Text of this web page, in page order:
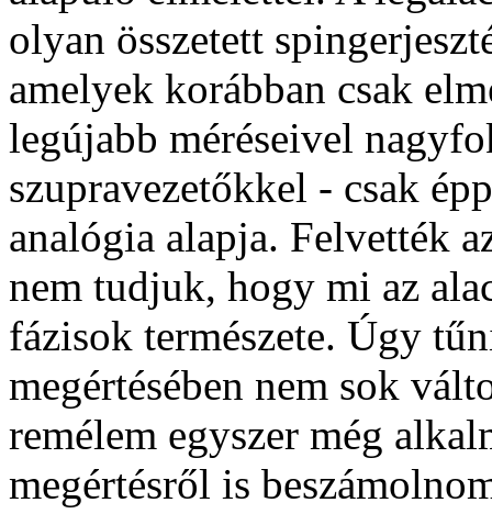
olyan összetett
amelyek korábban csak
legújabb méréseivel
szupravezetőkkel - csak
analógia alapja. Felvették
nem tudjuk, hogy mi az
fázisok természete. Úgy
megértésében nem sok
remélem egyszer még
megértésről is